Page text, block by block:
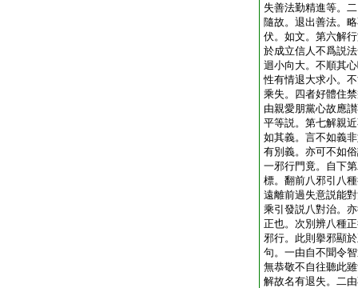
失善法勤精進等。
隨故。退出善法。
伏。如文。第六解
於成立信人不爲説
迴小向大。不順其
性有情退大求小。
乘失。四者好體住
由親愛朋黨心故應
平等説。第七解親
如其義。言不如義
有別義。亦可不如
一邪行門竟。自下
標。翻前八邪引八
遠離前過失意説能
乘引發説八對治。
正也。次別辨八種
邪行。此則擧邪顯
句。一由自不聞令
無恭敬不自往聽此
解故名有退失。二